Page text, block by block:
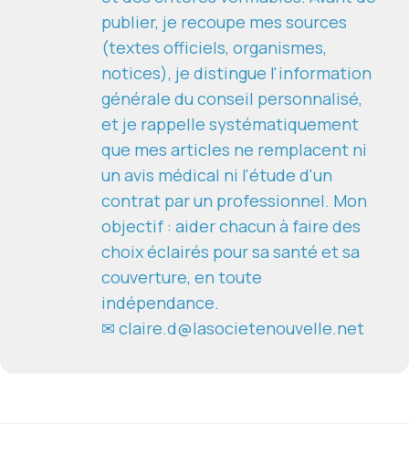
publier, je recoupe mes sources
(textes officiels, organismes,
notices), je distingue l'information
générale du conseil personnalisé,
et je rappelle systématiquement
que mes articles ne remplacent ni
un avis médical ni l'étude d'un
contrat par un professionnel. Mon
objectif : aider chacun à faire des
choix éclairés pour sa santé et sa
couverture, en toute
indépendance.
✉ claire.d@lasocietenouvelle.net